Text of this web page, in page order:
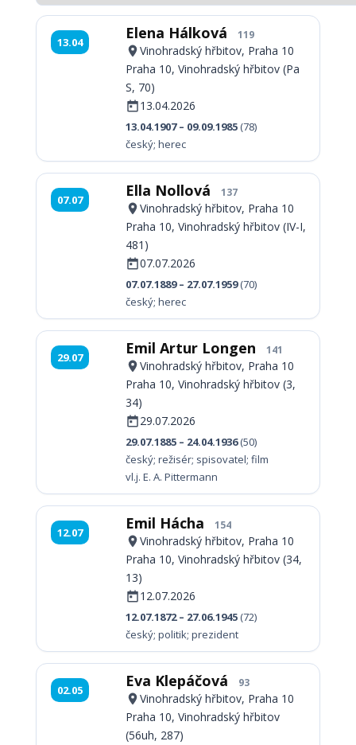
13.04 Elena Hálková 119
Vinohradský hřbitov, Praha 10
Praha 10, Vinohradský hřbitov (Pa
S, 70)
13.04.2026
13.04.1907 – 09.09.1985 (78)
český; herec
07.07 Ella Nollová 137
Vinohradský hřbitov, Praha 10
Praha 10, Vinohradský hřbitov (IV-I,
481)
07.07.2026
07.07.1889 – 27.07.1959(70)
český; herec
29.07 Emil Artur Longen 141
Vinohradský hřbitov, Praha 10
Praha 10, Vinohradský hřbitov (3,
34)
29.07.2026
29.07.1885 – 24.04.1936(50)
český; režisér; spisovatel; film
vl.j. E. A. Pittermann
12.07 Emil Hácha 154
Vinohradský hřbitov, Praha 10
Praha 10, Vinohradský hřbitov (34,
13)
12.07.2026
12.07.1872 – 27.06.1945 (72)
český; politik; prezident
02.05 Eva Klepáčová 93
Vinohradský hřbitov, Praha 10
Praha 10, Vinohradský hřbitov
(56uh, 287)